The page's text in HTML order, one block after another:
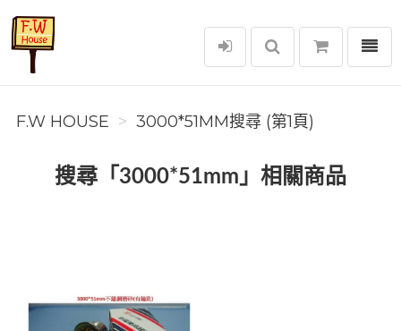
F.W House
選單
F.W HOUSE 3000*51MM搜尋 (第1頁)
搜尋「3000*51mm」相關商品